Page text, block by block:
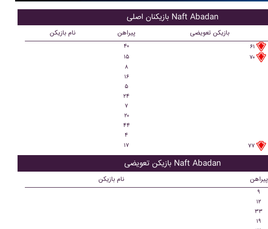
بازیکنان اصلی Naft Abadan
نام بازیکن پیراهن بازیکن تعویضی
۴۰ ۶۱
۱۵
۷۰
۸
۱۶
۵
۲۴
۷
۲۰
۴۴
۴
۱۷
۷۷
بازیکن تعویضی Naft Abadan
نام بازیکن پیراهن
۹
۱۲
۳۳
۱۹